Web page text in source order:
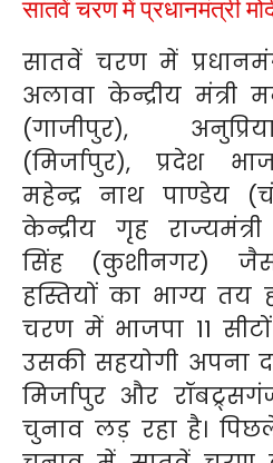
सातवें चरण में प्रधानमंत्री
सातवें चरण में
अलावा केन्द्रीय मंत्री
(गाजीपुर),
(मिर्जापुर), प्रदेश
महेन्द्र नाथ पाण्डेय
केन्द्रीय गृह
सिंह (कुशीनगर)
हस्तियों का भाग्य तय
चरण में भाजपा 11
उसकी सहयोगी अपना
मिर्जापुर और
चुनाव लड़ रहा है।